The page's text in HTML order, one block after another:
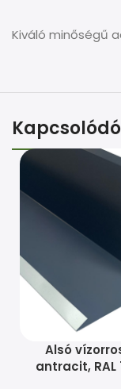
Kiváló minőségű
Alsó
antracit, RAL